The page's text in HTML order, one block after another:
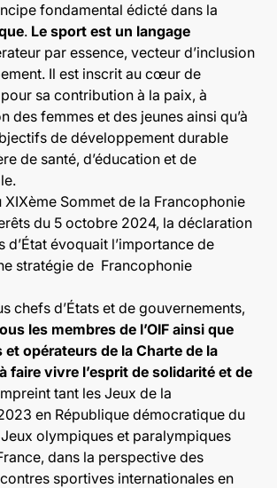
fondamental édicté dans la
. Le sport est un langage
par essence, vecteur d’inclusion
Il est inscrit au cœur de
sa contribution à la paix, à
des femmes et des jeunes ainsi qu’à
de développement durable
de santé, d’éducation et de
XIXème Sommet de la Francophonie
du 5 octobre 2024, la déclaration
d’État évoquait l’importance de
stratégie de Francophonie
chefs d’États et de gouvernements,
les membres de l’OIF ainsi que
opérateurs de la Charte de la
faire vivre l’esprit de solidarité et de
tant les Jeux de la
en République démocratique du
olympiques et paralympiques
dans la perspective des
sportives internationales en